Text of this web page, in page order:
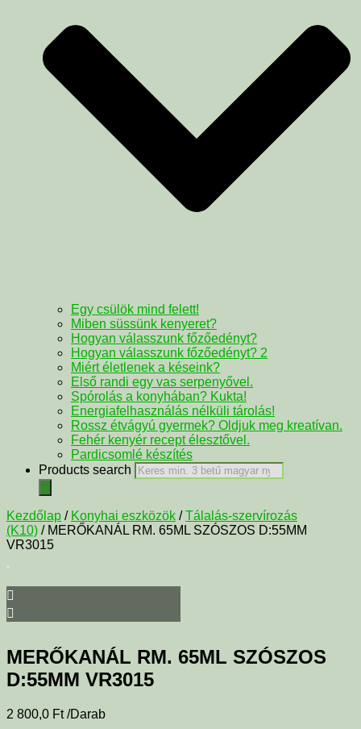
Egy csülök mind felett!
Miben süssünk kenyeret?
Hogyan válasszunk főzőedényt?
Hogyan válasszunk főzőedényt? 2
Miért életlenek a késeink?
Első randi egy vas serpenyővel.
Spórolás a konyhában? Kukta!
Energiafelhasználás nélküli tárolás!
Rossz étvágyú gyermek? Oldjuk meg kreatívan.
Fehér kenyér recept élesztővel.
Pardicsomlé készítés
Products search
Kezdőlap / Konyhai eszközök /Tálalás-szervírozás
(K10) / MERŐKANÁL RM. 65ML SZÓSZOS D:55MM
VR3015
MERŐKANÁL RM. 65ML SZÓSZOS
D:55MM VR3015
2 800,0 Ft /Darab